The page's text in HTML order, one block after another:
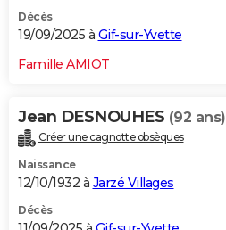
Décès
19/09/2025 à Gif-sur-Yvette
Famille AMIOT
Jean DESNOUHES (92 ans)
Créer une cagnotte obsèques
Naissance
12/10/1932 à Jarzé Villages
Décès